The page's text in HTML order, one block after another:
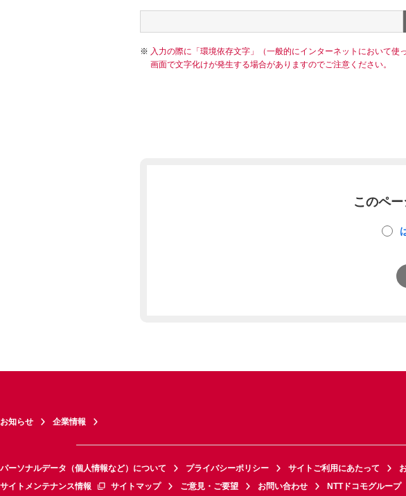
入力の際に「環境依存文字」（一般的にインターネットにおいて
画面で文字化けが発生する場合がありますのでご注意ください。
このペ
お知らせ 企業情報
パーソナルデータ（個人情報など）について プライバシーポリシー サイトご利用にあたって
サイトメンテナンス情報
サイトマップ ご意見・ご要望 お問い合わせ NTTドコモグループ